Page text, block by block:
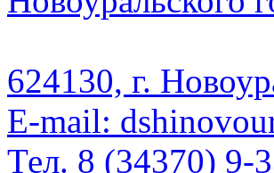
624130, г.
E-mail:
Тел. 8 (34370) 9-